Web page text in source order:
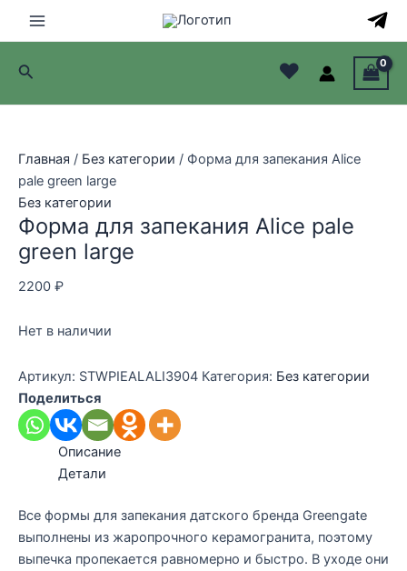
Main
Menu
Поиск ♥
Главная / Без категории / Форма для запекания Alice
pale green large
Без категории
Форма для запекания Alice pale
green large
2200 ₽
Нет в наличии
Артикул: STWPIEALALI3904 Категория: Без категории
Поделиться
Описание
Детали
Все формы для запекания датского бренда Greengate
выполнены из жаропрочного керамогранита, поэтому
выпечка пропекается равномерно и быстро. В уходе они